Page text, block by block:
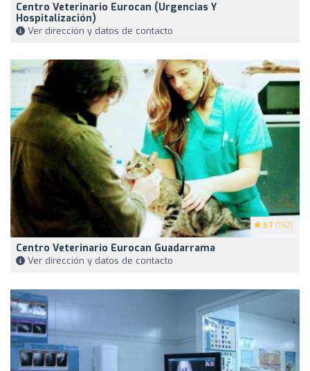
Centro Veterinario Eurocan (Urgencias Y
Hospitalización)
Ver dirección y datos de contacto
3.7 (192)
Centro Veterinario Eurocan Guadarrama
Ver dirección y datos de contacto